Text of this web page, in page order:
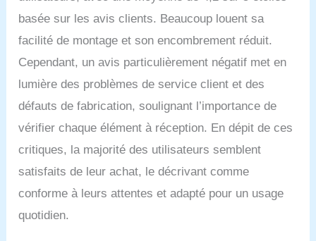
basée sur les avis clients. Beaucoup louent sa
facilité de montage et son encombrement réduit.
Cependant, un avis particulièrement négatif met en
lumière des problèmes de service client et des
défauts de fabrication, soulignant l’importance de
vérifier chaque élément à réception. En dépit de ces
critiques, la majorité des utilisateurs semblent
satisfaits de leur achat, le décrivant comme
conforme à leurs attentes et adapté pour un usage
quotidien.